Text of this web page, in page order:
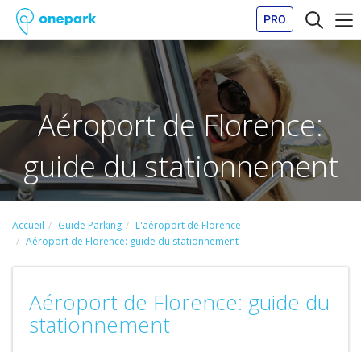
PRO
Aéroport de Florence:
guide du stationnement
Accueil Guide Parking
L'aéroport de Florence
Aéroport de Florence: guide du stationnement
Aéroport de Florence: guide du
stationnement